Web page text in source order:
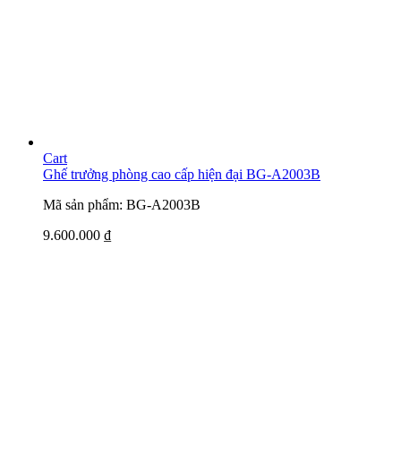
Cart
Ghế trưởng phòng cao cấp hiện đại BG-A2003B
Mã sản phẩm: BG-A2003B
9.600.000 ₫